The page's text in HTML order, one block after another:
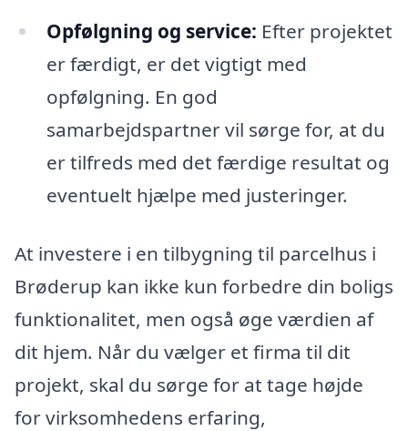
Opfølgning og service: Efter projektet
er færdigt, er det vigtigt med
opfølgning. En god
samarbejdspartner vil sørge for, at du
er tilfreds med det færdige resultat og
eventuelt hjælpe med justeringer.
At investere i en tilbygning til parcelhus i
Brøderup kan ikke kun forbedre din boligs
funktionalitet, men også øge værdien af
dit hjem. Når du vælger et firma til dit
projekt, skal du sørge for at tage højde
for virksomhedens erfaring,